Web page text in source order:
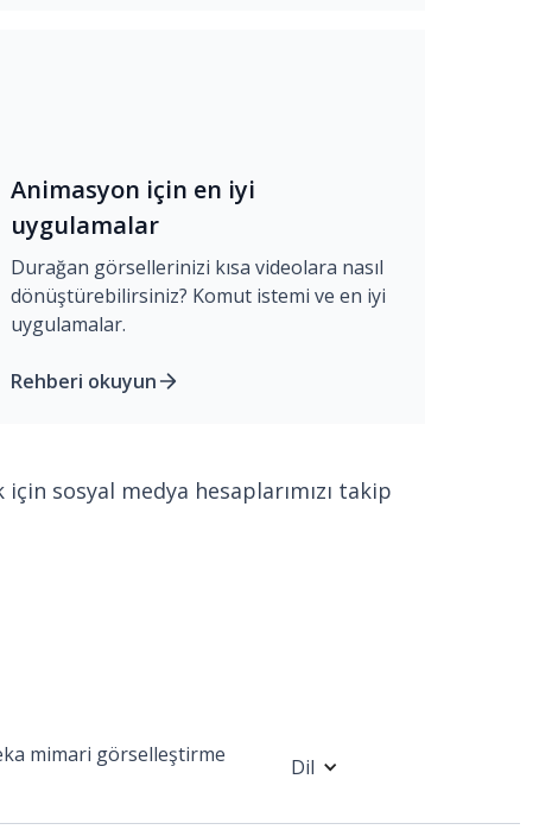
Animasyon için en iyi
uygulamalar
Durağan görsellerinizi kısa videolara nasıl
dönüştürebilirsiniz? Komut istemi ve en iyi
uygulamalar.
Rehberi okuyun
sosyal medya hesaplarımızı takip
Dil
mimari görselleştirme